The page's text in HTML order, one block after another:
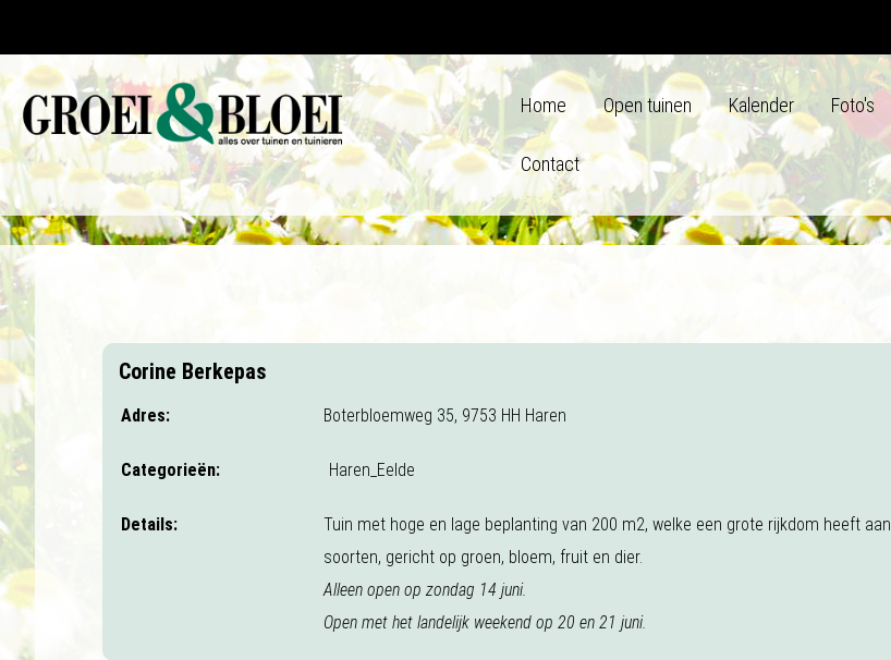
Home Open tuinen Kalender Foto's
Contact
Corine Berkepas
Adres: Boterbloemweg 35, 9753 HH Haren
Categorieën: Haren_Eelde
Details:
Tuin met hoge en lage beplanting van 200 m2, welke een grote rijkdom heeft aan
soorten, gericht op groen, bloem, fruit en dier.
Alleen open op zondag 14 juni.
Open met het landelijk weekend op 20 en 21 juni.